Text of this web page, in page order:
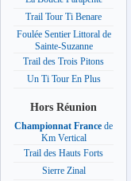
Trail Tour Ti Benare
Foulée Sentier Littoral de
Sainte-Suzanne
Trail des Trois Pitons
Un Ti Tour En Plus
Hors Réunion
Championnat France de
Km Vertical
Trail des Hauts Forts
Sierre Zinal